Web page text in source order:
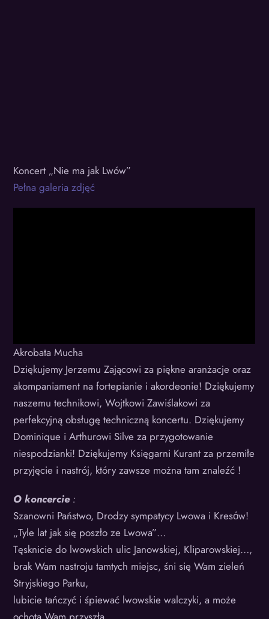
Koncert „Nie ma jak Lwów”
Pełna galeria zdjęć
Akrobata Mucha
Dziękujemy Jerzemu Zającowi za piękne aranżacje oraz
akompaniament na fortepianie i akordeonie! Dziękujemy
naszemu technikowi, Wojtkowi Zawiślakowi za
perfekcyjną obsługę techniczną koncertu. Dziękujemy
Dominique i Arthurowi Silve za przygotowanie
niespodzianki! Dziękujemy Księgarni Kurant za przemiłe
przyjęcie i nastrój, który zawsze można tam znaleźć !
O koncercie :
Szanowni Państwo, Drodzy sympatycy Lwowa i Kresόw!
„Tyle lat jak się poszło ze Lwowa”…
Tęsknicie do lwowskich ulic Janowskiej, Kliparowskiej…,
brak Wam nastroju tamtych miejsc, śni się Wam zieleń
Stryjskiego Parku,
lubicie tańczyć i śpiewać lwowskie walczyki, a może